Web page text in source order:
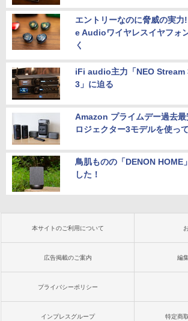
エントリーなのに脅威の実
e Audioワイヤレスイヤフォ
く
iFi audio主力「NEO Stream
3」に迫る
Amazon プライムデー過去
ロジェクター3モデルを使っ
鳥肌ものの「DENON HOME
した！
本サイトのご利用について
広告掲載のご案内 編
プライバシーポリシー
インプレスグループ 特定商